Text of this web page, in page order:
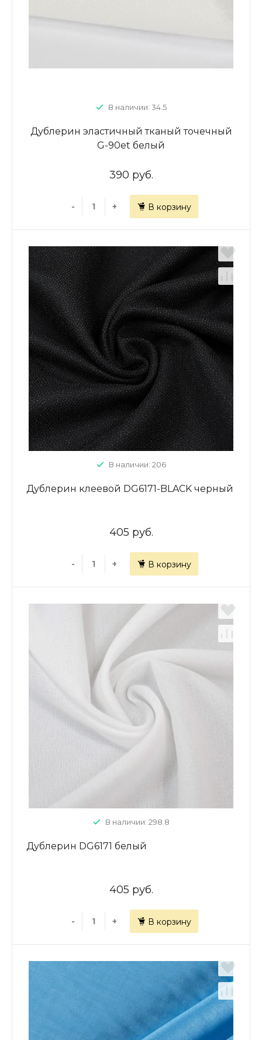
В наличии: 34.5
Дублерин эластичный тканый точечный
G-90et белый
390 руб.
- + В корзину
В наличии: 206
Дублерин клеевой DG6171-BLACK черный
405 руб.
- + В корзину
В наличии: 298.8
Дублерин DG6171 белый
405 руб.
- + В корзину